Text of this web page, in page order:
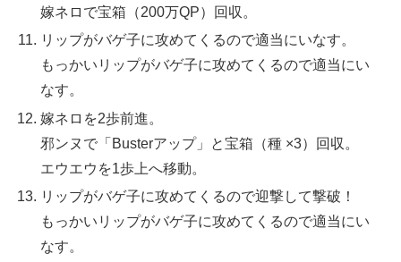
嫁ネロで宝箱（200万QP）回収。
リップがバゲ子に攻めてくるので適当にいなす。
もっかいリップがバゲ子に攻めてくるので適当にい
なす。
嫁ネロを2歩前進。
邪ンヌで「Busterアップ」と宝箱（種 ×3）回収。
エウエウを1歩上へ移動。
リップがバゲ子に攻めてくるので迎撃して撃破！
もっかいリップがバゲ子に攻めてくるので適当にい
なす。